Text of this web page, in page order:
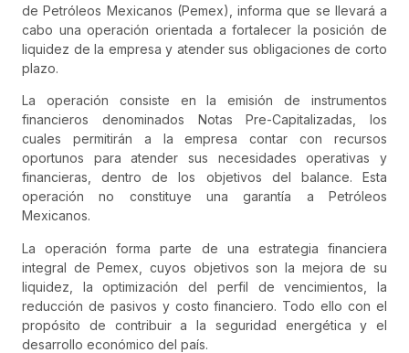
de Petróleos Mexicanos (Pemex), informa que se llevará a
cabo una operación orientada a fortalecer la posición de
liquidez de la empresa y atender sus obligaciones de corto
plazo.
La operación consiste en la emisión de instrumentos
financieros denominados Notas Pre-Capitalizadas, los
cuales permitirán a la empresa contar con recursos
oportunos para atender sus necesidades operativas y
financieras, dentro de los objetivos del balance. Esta
operación no constituye una garantía a Petróleos
Mexicanos.
La operación forma parte de una estrategia financiera
integral de Pemex, cuyos objetivos son la mejora de su
liquidez, la optimización del perfil de vencimientos, la
reducción de pasivos y costo financiero. Todo ello con el
propósito de contribuir a la seguridad energética y el
desarrollo económico del país.